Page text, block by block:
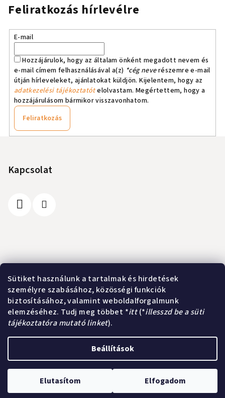
Sütiket használunk a tartalmak és hirdetések
személyre szabásához, közösségi funkciók
biztosításához, valamint weboldalforgalmunk
elemzéséhez. Tudj meg többet *itt(*illesszd be a süti
tájékoztatóra mutató linket).
Beállítások
Elutasítom Elfogadom
Feliratkozás hírlevélre
E-mail
Hozzájárulok, hogy az általam önként megadott nevem és
e-mail címem felhasználásával a(z) *cég neverészemre e-mail
útján hírleveleket, ajánlatokat küldjön. Kijelentem, hogy az
adatkezelési tájékoztatótelolvastam. Megértettem, hogy a
hozzájárulásom bármikor visszavonhatom.
Feliratkozás
Kapcsolat
Információ
A vásárlás lépései
Üzleti feltételek (ÁSZF)
Adatkezelési tájékoztató
beállítások szerkesztése
Shoptet készítette